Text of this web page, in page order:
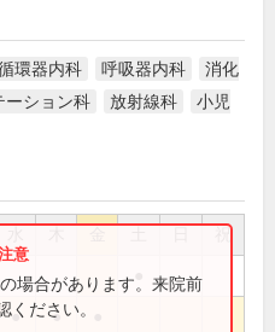
環器内科 呼吸器内科
消化
ーション科 放射線科
小児
祝
● ●
場合があります。来院前
ください。